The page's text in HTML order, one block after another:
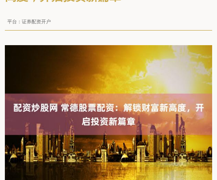
平台：证券配资开户